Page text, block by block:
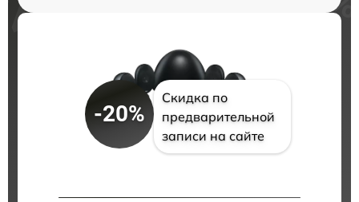
-20%
Скидка по
предварительной
записи на сайте